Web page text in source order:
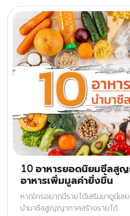
10 อาหารยอดนิยมซีลสู
อาหารเพิ่มมูลค่ายิ่งขึ้น
หากใครอยากมีรายได้เสริมมาดูนี่เ
นำมาซีลสูญญากาศสร้างรายได้